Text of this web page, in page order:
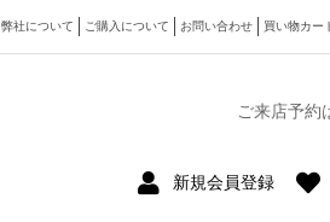
弊社について ご購入について お問い合わせ 買い物カー
ご来店予約
新規会員登録